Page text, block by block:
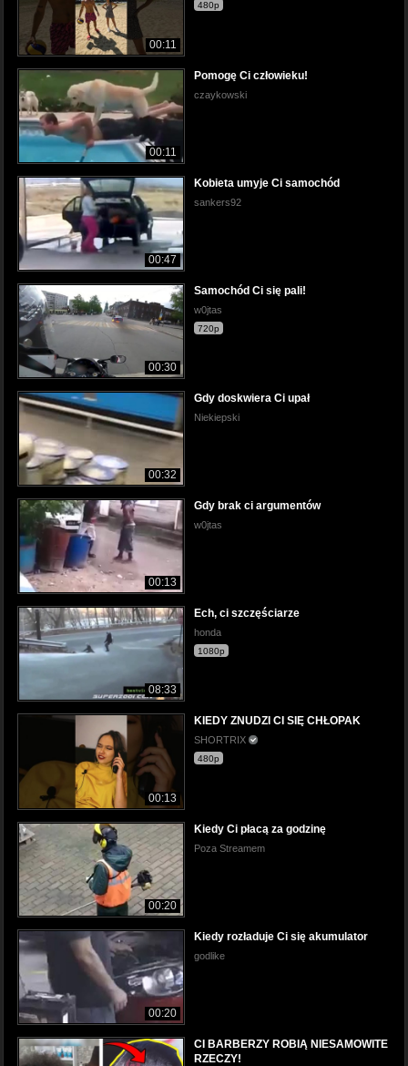
00:11
480p
00:11
Pomogę Ci człowieku!
czaykowski
00:47
Kobieta umyje Ci samochód
sankers92
00:30
Samochód Ci się pali!
w0jtas
720p
00:32
Gdy doskwiera Ci upał
Niekiepski
00:13
Gdy brak ci argumentów
w0jtas
08:33
Ech, ci szczęściarze
honda
1080p
00:13
KIEDY ZNUDZI CI SIĘ CHŁOPAK
SHORTRIX
480p
00:20
Kiedy Ci płacą za godzinę
Poza Streamem
00:20
Kiedy rozładuje Ci się akumulator
godlike
CI BARBERZY ROBIĄ NIESAMOWITE
RZECZY!